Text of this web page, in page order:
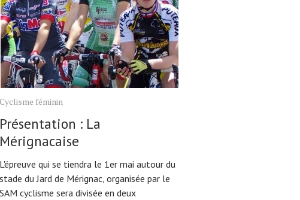
Cyclisme féminin
Présentation : La
Mérignacaise
L'épreuve qui se tiendra le 1er mai autour du
stade du Jard de Mérignac, organisée par le
SAM cyclisme sera divisée en deux